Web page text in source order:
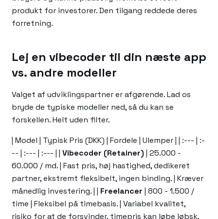
produkt for investorer. Den tilgang reddede deres
forretning.
Lej en vibecoder til din næste app
vs. andre modeller
Valget af udviklingspartner er afgørende. Lad os
bryde de typiske modeller ned, så du kan se
forskellen. Helt uden filter.
| Model | Typisk Pris (DKK) | Fordele | Ulemper | | :--- | :-
-- | :--- | :--- | | Vibecoder (Retainer) | 25.000 -
60.000 / md. | Fast pris, høj hastighed, dedikeret
partner, ekstremt fleksibelt, ingen binding. | Kræver
månedlig investering. | | Freelancer | 800 - 1.500 /
time | Fleksibel på timebasis. | Variabel kvalitet,
risiko for at de forsvinder, timepris kan løbe løbsk,